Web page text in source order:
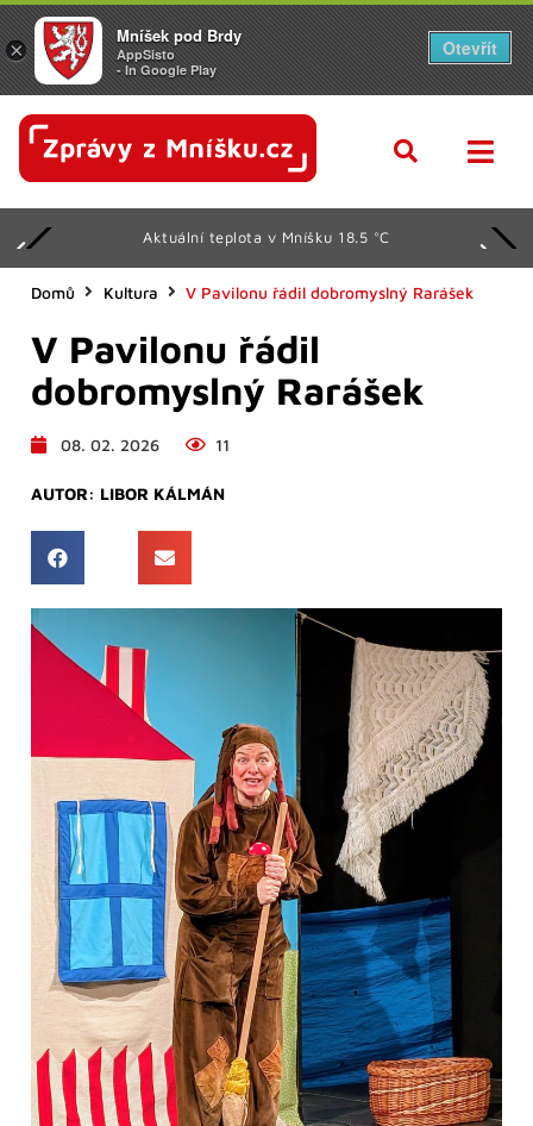
Aktuální teplota v Mníšku 18.5 °C
Domů Kultura V Pavilonu řádil dobromyslný Rarášek
V Pavilonu řádil
dobromyslný Rarášek
08. 02. 2026 11
AUTOR: LIBOR KÁLMÁN
×
Mníšek pod Brdy
AppSisto
- In Google Play
Otevřít